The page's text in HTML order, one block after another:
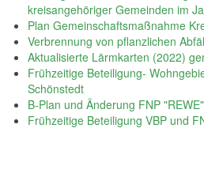
kreisangehöriger Gemeinden im
Plan Gemeinschaftsmaßnahme
Verbrennung von pflanzlichen
Aktualisierte Lärmkarten (2022)
Frühzeitige Beteiligung-
Schönstedt
B-Plan und Änderung FNP "REWE"
Frühzeitige Beteiligung VBP und